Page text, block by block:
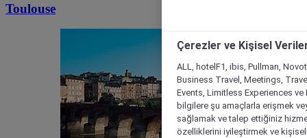
Toulouse
Çerezler ve Kişisel
ALL, hotelF1, ibis, Pullman,
Business Travel, Meetings,
Events, Limitless Experiences
bilgilere şu amaçlarla erişmek
sağlamak ve talep ettiğiniz
özelliklerini iyileştirmek ve